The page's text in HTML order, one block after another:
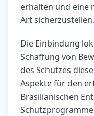
erhalten und eine
Art sicherzustellen.
Die Einbindung
Schaffung von
des Schutzes
Aspekte für den
Brasilianischen